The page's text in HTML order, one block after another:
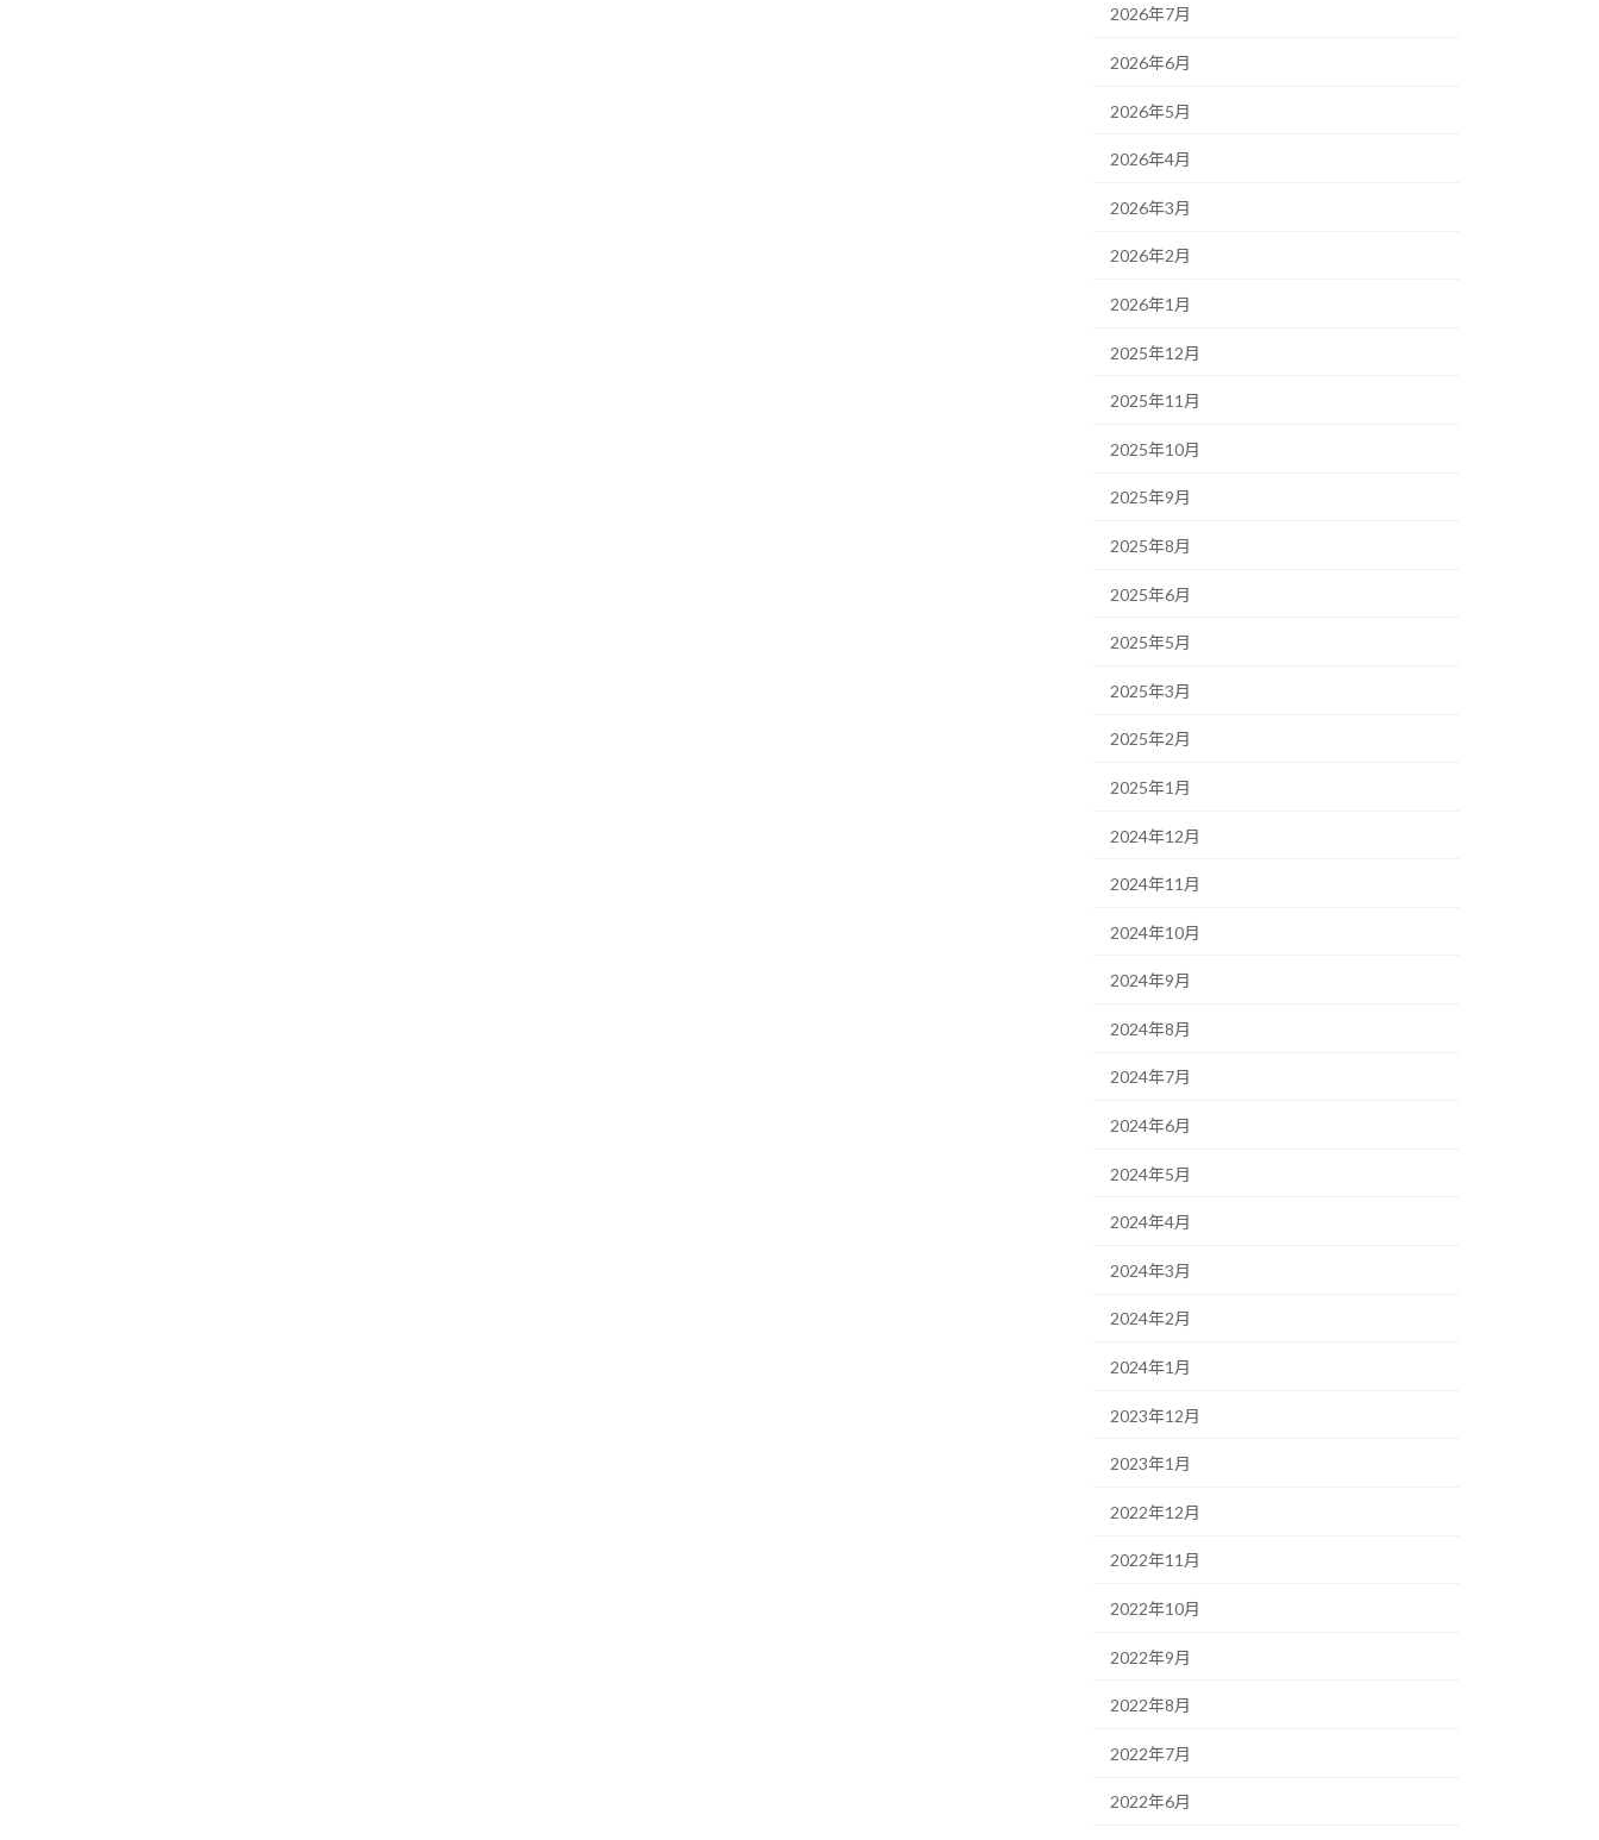
2026年7月
2026年6月
2026年5月
2026年4月
2026年3月
2026年2月
2026年1月
2025年12月
2025年11月
2025年10月
2025年9月
2025年8月
2025年6月
2025年5月
2025年3月
2025年2月
2025年1月
2024年12月
2024年11月
2024年10月
2024年9月
2024年8月
2024年7月
2024年6月
2024年5月
2024年4月
2024年3月
2024年2月
2024年1月
2023年12月
2023年1月
2022年12月
2022年11月
2022年10月
2022年9月
2022年8月
2022年7月
2022年6月